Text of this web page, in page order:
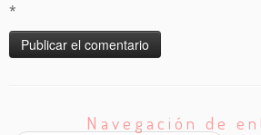
*
Navegación de